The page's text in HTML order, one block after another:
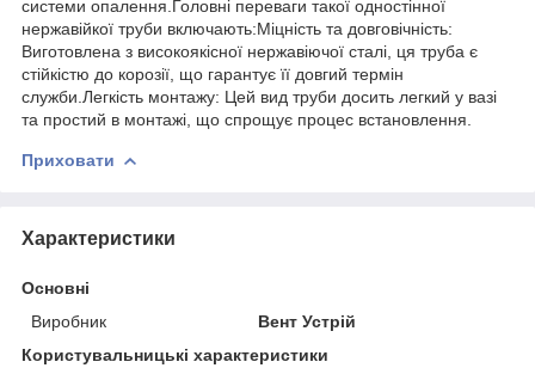
системи опалення.Головні переваги такої одностінної
нержавійкої труби включають:Міцність та довговічність:
Виготовлена з високоякісної нержавіючої сталі, ця труба є
стійкістю до корозії, що гарантує її довгий термін
служби.Легкість монтажу: Цей вид труби досить легкий у вазі
та простий в монтажі, що спрощує процес встановлення.
Приховати
Характеристики
Основні
Виробник
Вент Устрій
Користувальницькі характеристики